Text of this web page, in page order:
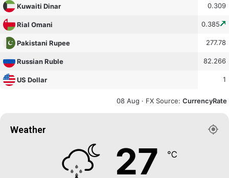
Kuwaiti Dinar 0.309
Rial Omani 0.385
Pakistani Rupee 277.78
Russian Ruble 82.266
US Dollar 1
08 Aug · FX Source: CurrencyRate
Weather
27 ℃